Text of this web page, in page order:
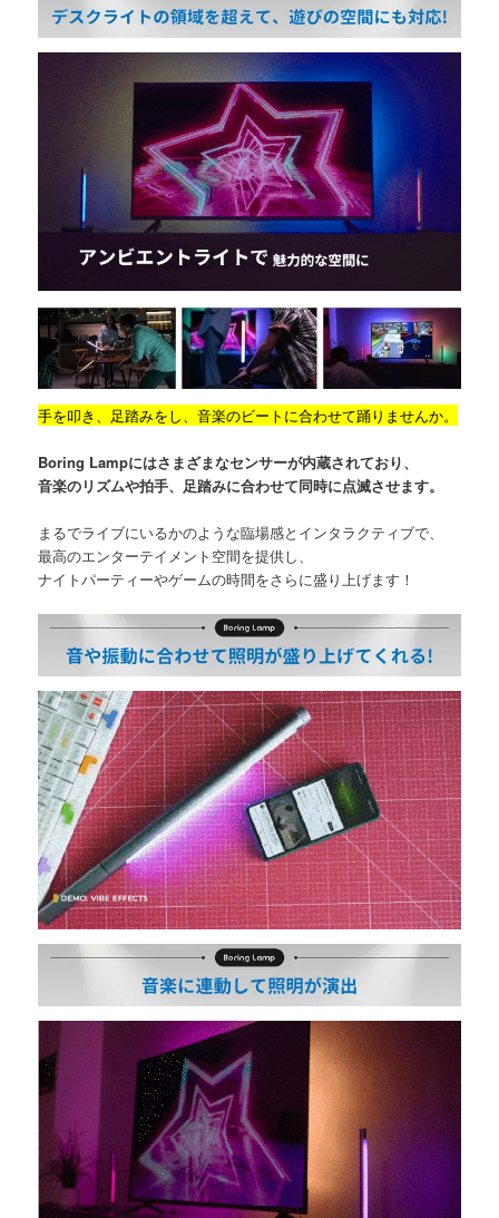
手を叩き、足踏みをし、音楽のビートに合わせて踊りませんか。
Boring Lampにはさまざまなセンサーが内蔵されており、
音楽のリズムや拍手、足踏みに合わせて同時に点滅させます。
まるでライブにいるかのような臨場感とインタラクティブで、
最高のエンターテイメント空間を提供し、
ナイトパーティーやゲームの時間をさらに盛り上げます！